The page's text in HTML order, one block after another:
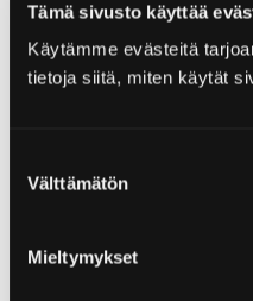
Tämä sivusto käyttää
Käytämme evästeitä
tietoja siitä, miten käytät
valinta
Välttämätön
Mieltymykset